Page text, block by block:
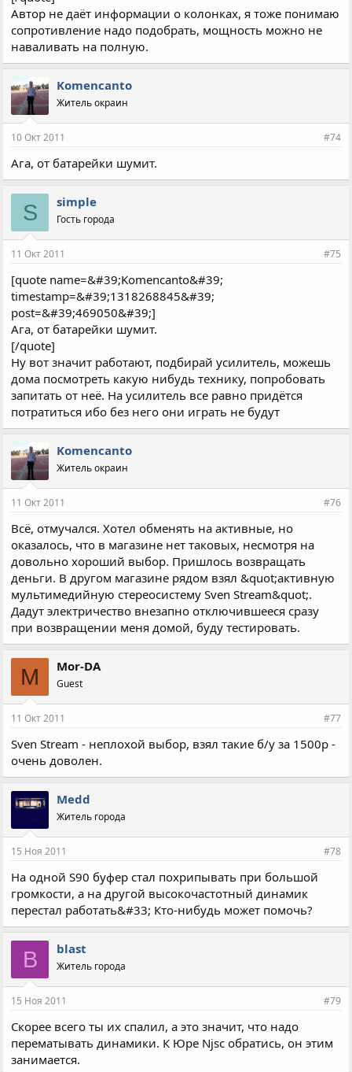
Автор не даёт информации о колонках, я тоже понимаю
сопротивление надо подобрать, мощность можно не
наваливать на полную.
Komencanto
Житель окраин
10 Окт 2011 #74
Ага, от батарейки шумит.
S simple
Гость города
11 Окт 2011 #75
[quote name=&#39;Komencanto&#39;
timestamp=&#39;1318268845&#39;
post=&#39;469050&#39;]
Ага, от батарейки шумит.
[/quote]
Ну вот значит работают, подбирай усилитель, можешь
дома посмотреть какую нибудь технику, попробовать
запитать от неё. На усилитель все равно придётся
потратиться ибо без него они играть не будут
Komencanto
Житель окраин
11 Окт 2011 #76
Всё, отмучался. Хотел обменять на активные, но
оказалось, что в магазине нет таковых, несмотря на
довольно хороший выбор. Пришлось возвращать
деньги. В другом магазине рядом взял &quot;активную
мультимедийную стереосистему Sven Stream&quot;.
Дадут электричество внезапно отключившееся сразу
при возвращении меня домой, буду тестировать.
M Mor-DA
Guest
11 Окт 2011 #77
Sven Stream - неплохой выбор, взял такие б/у за 1500р -
очень доволен.
Medd
Житель города
15 Ноя 2011 #78
На одной S90 буфер стал похрипывать при большой
громкости, а на другой высокочастотный динамик
перестал работать&#33; Кто-нибудь может помочь?
B blast
Житель города
15 Ноя 2011 #79
Скорее всего ты их спалил, а это значит, что надо
перематывать динамики. К Юре Njsc обратись, он этим
занимается.